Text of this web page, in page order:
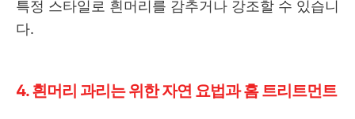
특정 스타일로 흰머리를 감추거나 강조할 수 있습니
다.
4. 흰머리 과리는 위한 자연 요법과 홈 트리트먼트